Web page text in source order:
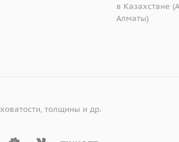
в Казахстане
Алматы)
толщины и др.